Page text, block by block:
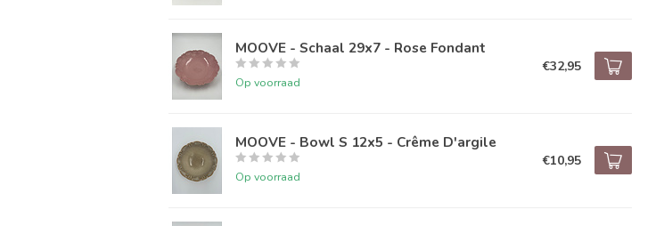
MOOVE - Schaal 29x7 - Rose Fondant
Op voorraad
€32,95
MOOVE - Bowl S 12x5 - Crême D'argile
Op voorraad
€10,95